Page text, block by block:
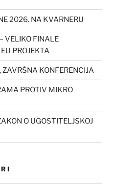
2026. NA KVARNERU
VELIKO FINALE
PROJEKTA
KONFERENCIJA
PROTIV MIKRO
O UGOSTITELJSKOJ